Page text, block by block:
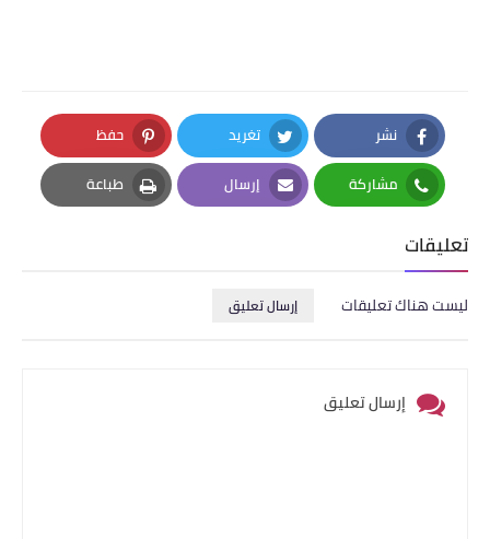
نشر
Facebook
تغريد
Twitter
حفظ
Pinterest
مشاركة
Whatsapp
إرسال
Email
طباعة
Print
تعليقات
ليست هناك تعليقات إرسال تعليق
إرسال تعليق